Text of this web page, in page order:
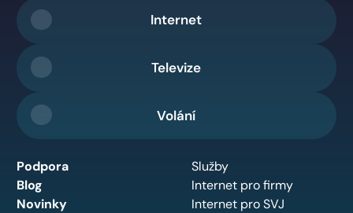
Internet
Televize
Volání
Podpora
Blog
Novinky
Služby
Internet pro firmy
Internet pro SVJ